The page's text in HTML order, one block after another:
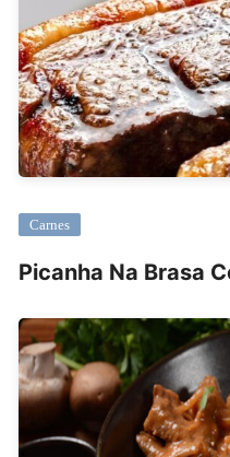
Carnes
Picanha Na Brasa